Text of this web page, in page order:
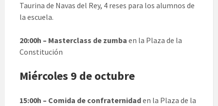
Taurina de Navas del Rey, 4 reses para los alumnos de
la escuela.
20:00h – Masterclass de zumba en la Plaza de la
Constitución
Miércoles 9 de octubre
15:00h – Comida de confraternidaden la Plaza de la